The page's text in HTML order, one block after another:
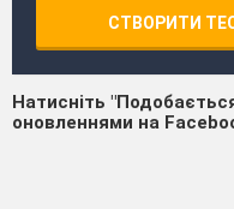
СТВОРИТИ
Натисніть
оновленнями на